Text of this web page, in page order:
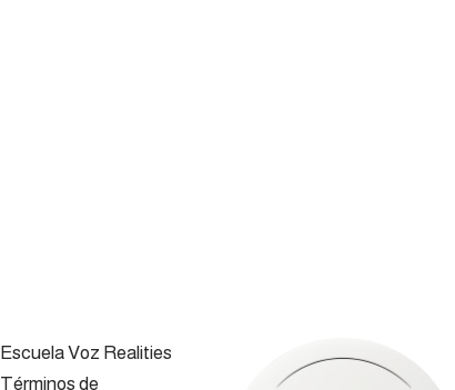
Escuela Voz Realities
Términos de